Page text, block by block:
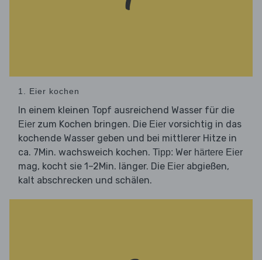
1. Eier kochen
In einem kleinen Topf ausreichend Wasser für die
Eier zum Kochen bringen. Die Eier vorsichtig in das
kochende Wasser geben und bei mittlerer Hitze in
ca. 7Min. wachsweich kochen. Tipp: Wer härtere Eier
mag, kocht sie 1–2Min. länger. Die Eier abgießen,
kalt abschrecken und schälen.